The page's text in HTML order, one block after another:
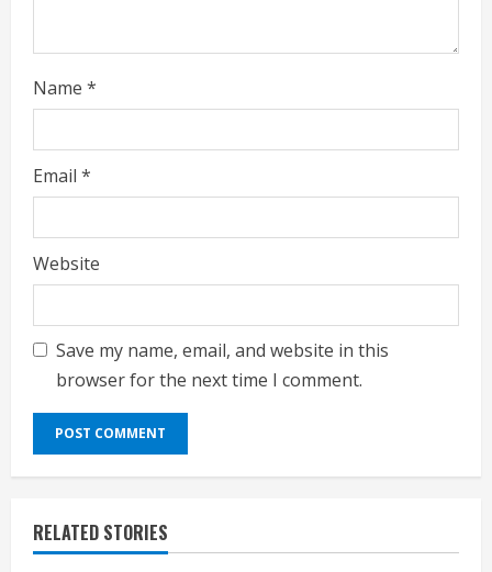
Name *
Email *
Website
Save my name, email, and website in this
browser for the next time I comment.
RELATED STORIES